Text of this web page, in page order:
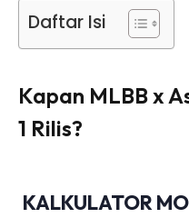
Daftar Isi
Kapan MLBB x
1 Rilis?
KALKULATOR